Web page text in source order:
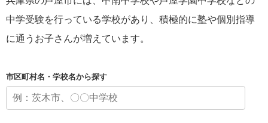
中学受験を行っている学校があり、積極的に塾や個別指導
に通うお子さんが増えています。
市区町村名・学校名から探す